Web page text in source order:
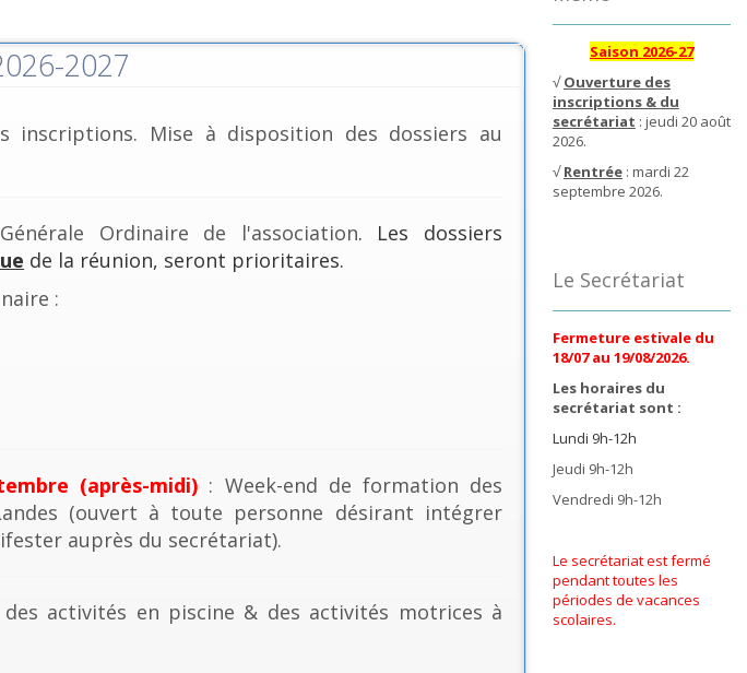
2027
inscriptions. Mise à disposition des dossiers au
Ordinaire de l'association. Les dossiers
de la réunion, seront prioritaires.
:
(après-midi) : Week-end de formation des
(ouvert à toute personne désirant intégrer
auprès du secrétariat).
activités en piscine & des activités motrices à
Saison 2026-27
√Ouverture des
inscriptions & du
secrétariat : jeudi 20 août
2026.
√Rentrée: mardi 22
septembre 2026.
Le Secrétariat
Fermeture estivale du
18/07 au 19/08/2026.
Les horaires du
secrétariat sont :
Lundi 9h-12h
Jeudi 9h-12h
Vendredi 9h-12h
Le secrétariat est fermé
pendant toutes les
périodes de vacances
scolaires.